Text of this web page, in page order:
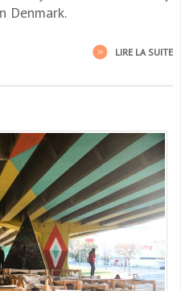
Denmark.
LIRE LA SUITE